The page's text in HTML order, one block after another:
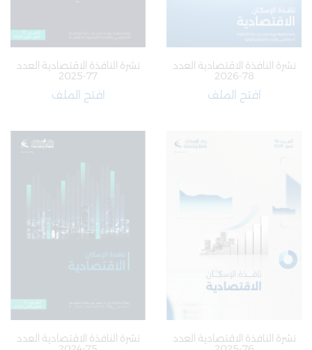
نشرة النافذة الاقتصادية العدد
78-2026
افتح الملف
نشرة النافذة الاقتصادية العدد
77-2025
افتح الملف
نشرة النافذة الاقتصادية العدد نشرة النافذة الاقتصادية العدد